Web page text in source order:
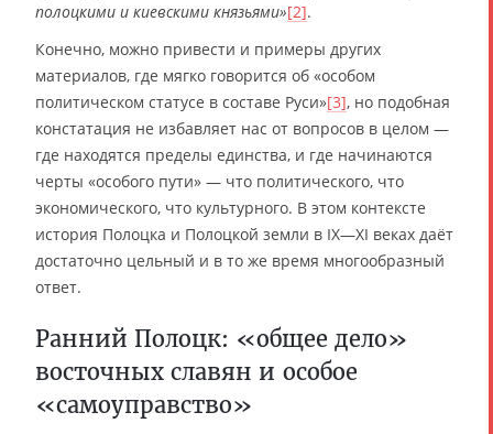
полоцкими и киевскими князьями»[2].
Конечно, можно привести и примеры других
материалов, где мягко говорится об «особом
политическом статусе в составе Руси»[3], но подобная
констатация не избавляет нас от вопросов в целом —
где находятся пределы единства, и где начинаются
черты «особого пути» ― что политического, что
экономического, что культурного. В этом контексте
история Полоцка и Полоцкой земли в IX—XI веках даёт
достаточно цельный и в то же время многообразный
ответ.
Ранний Полоцк: «общее дело»
восточных славян и особое
«самоуправство»